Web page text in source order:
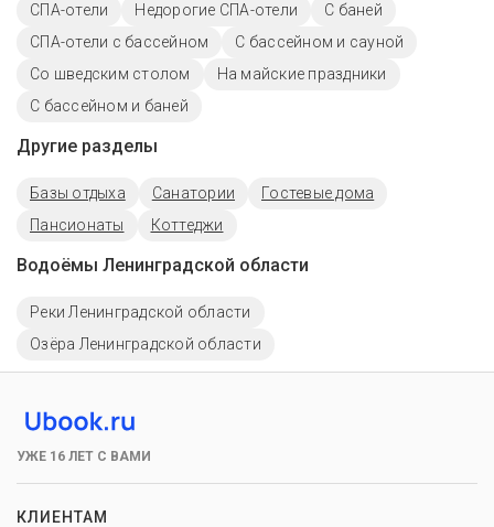
СПА-отели
Недорогие СПА-отели
С баней
СПА-отели с бассейном
С бассейном и сауной
Со шведским столом
На майские праздники
С бассейном и баней
Другие разделы
Базы отдыха Санатории
Гостевые дома
Пансионаты
Коттеджи
Водоёмы Ленинградской области
Реки Ленинградской области
Озёра Ленинградской области
УЖЕ 16 ЛЕТ С ВАМИ
КЛИЕНТАМ